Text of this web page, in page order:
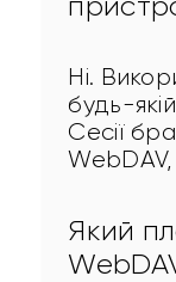
Ні.
будь-
Сесії
Який